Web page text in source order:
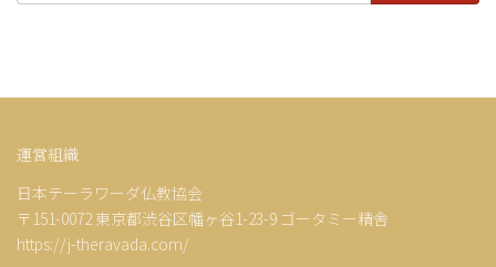
運営組織
日本テーラワーダ仏教協会
〒151-0072 東京都渋谷区幡ヶ谷1-23-9 ゴータミー精舎
https://j-theravada.com/